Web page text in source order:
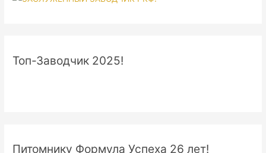
Топ-Заводчик 2025!
Питомнику Формула Успеха 26 лет!